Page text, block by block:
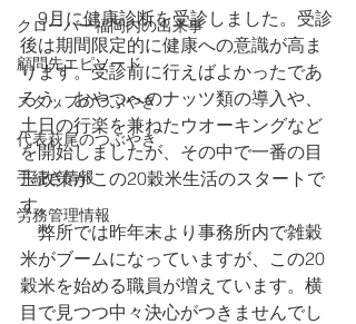
クローバー福岡内の出来事
顧問先エピソード
スタッフのつぶやき
代表萩尾のつぶやき
手続き情報
労務管理情報
9月に健康診断を受診しました。受診
後は期間限定的に健康への意識が高ま
ります。受診前に行えばよかったであ
ろう、おやつへのナッツ類の導入や、
土日の行楽を兼ねたウオーキングなど
を開始しましたが、その中で一番の目
玉政策がこの20穀米生活のスタートで
す。
弊所では昨年末より事務所内で雑穀
米がブームになっていますが、この20
穀米を始める職員が増えています。横
目で見つつ中々決心がつきませんでし